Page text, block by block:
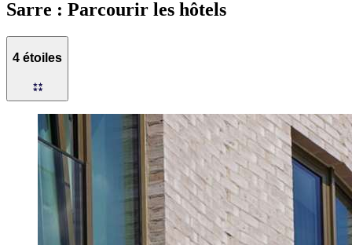
Sarre : Parcourir les hôtels
4 étoiles